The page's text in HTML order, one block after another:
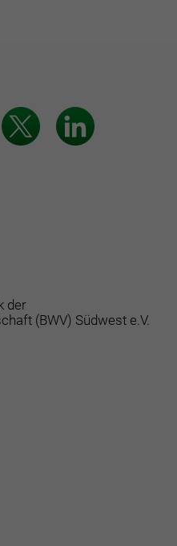
der
(BWV) Südwest e.V.